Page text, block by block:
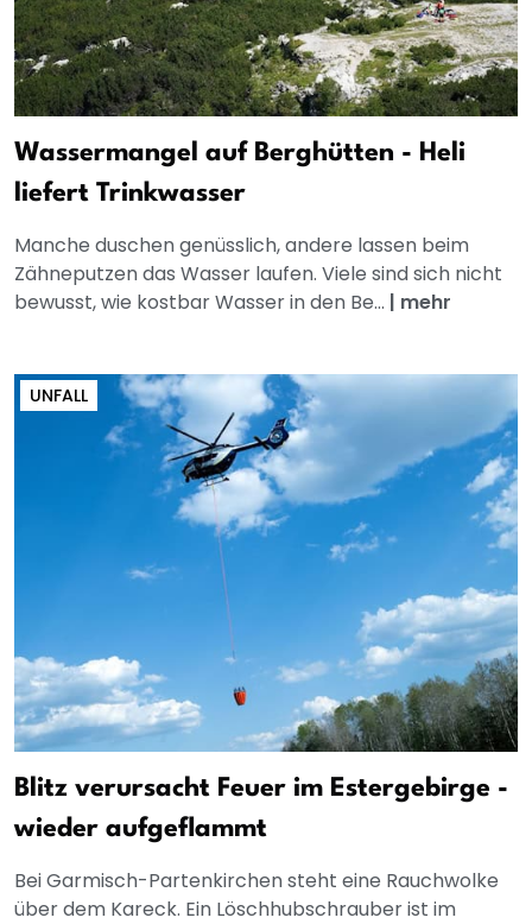
Wassermangel auf Berghütten - Heli
liefert Trinkwasser
Manche duschen genüsslich, andere lassen beim
Zähneputzen das Wasser laufen. Viele sind sich nicht
bewusst, wie kostbar Wasser in den Be... | mehr
UNFALL
Blitz verursacht Feuer im Estergebirge -
wieder aufgeflammt
Bei Garmisch-Partenkirchen steht eine Rauchwolke
über dem Kareck. Ein Löschhubschrauber ist im